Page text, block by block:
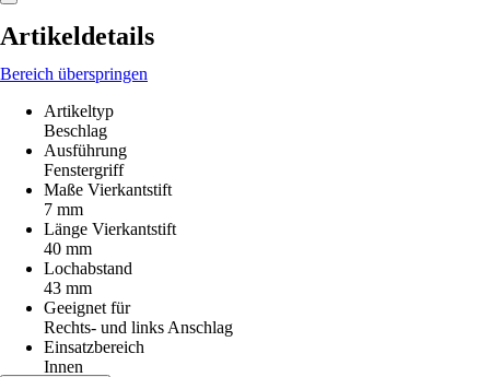
Artikeldetails
Bereich überspringen
Artikeltyp
Beschlag
Ausführung
Fenstergriff
Maße Vierkantstift
7 mm
Länge Vierkantstift
40 mm
Lochabstand
43 mm
Geeignet für
Rechts- und links Anschlag
Einsatzbereich
Innen